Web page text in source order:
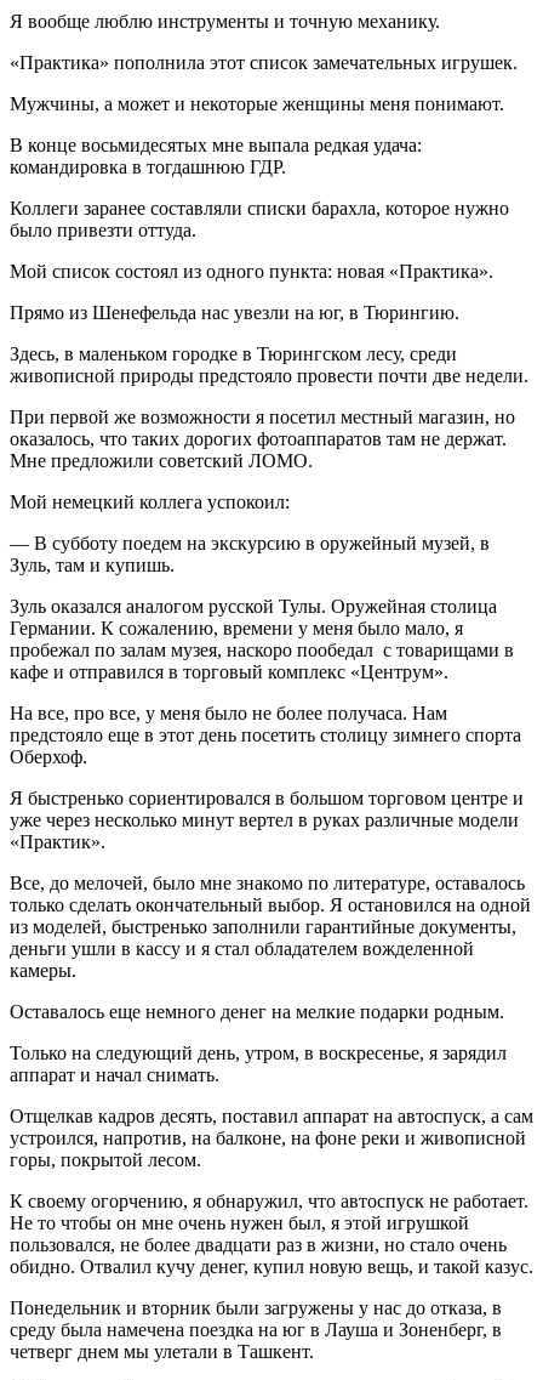
Я вообще люблю инструменты и точную механику.
«Практика» пополнила этот список замечательных игрушек.
Мужчины, а может и некоторые женщины меня понимают.
В конце восьмидесятых мне выпала редкая удача:
командировка в тогдашнюю ГДР.
Коллеги заранее составляли списки барахла, которое нужно
было привезти оттуда.
Мой список состоял из одного пункта: новая «Практика».
Прямо из Шенефельда нас увезли на юг, в Тюрингию.
Здесь, в маленьком городке в Тюрингском лесу, среди
живописной природы предстояло провести почти две недели.
При первой же возможности я посетил местный магазин, но
оказалось, что таких дорогих фотоаппаратов там не держат.
Мне предложили советский ЛОМО.
Мой немецкий коллега успокоил:
— В субботу поедем на экскурсию в оружейный музей, в
Зуль, там и купишь.
Зуль оказался аналогом русской Тулы. Оружейная столица
Германии. К сожалению, времени у меня было мало, я
пробежал по залам музея, наскоро пообедал с товарищами в
кафе и отправился в торговый комплекс «Центрум».
На все, про все, у меня было не более получаса. Нам
предстояло еще в этот день посетить столицу зимнего спорта
Оберхоф.
Я быстренько сориентировался в большом торговом центре и
уже через несколько минут вертел в руках различные модели
«Практик».
Все, до мелочей, было мне знакомо по литературе, оставалось
только сделать окончательный выбор. Я остановился на одной
из моделей, быстренько заполнили гарантийные документы,
деньги ушли в кассу и я стал обладателем вожделенной
камеры.
Оставалось еще немного денег на мелкие подарки родным.
Только на следующий день, утром, в воскресенье, я зарядил
аппарат и начал снимать.
Отщелкав кадров десять, поставил аппарат на автоспуск, а сам
устроился, напротив, на балконе, на фоне реки и живописной
горы, покрытой лесом.
К своему огорчению, я обнаружил, что автоспуск не работает.
Не то чтобы он мне очень нужен был, я этой игрушкой
пользовался, не более двадцати раз в жизни, но стало очень
обидно. Отвалил кучу денег, купил новую вещь, и такой казус.
Понедельник и вторник были загружены у нас до отказа, в
среду была намечена поездка на юг в Лауша и Зоненберг, в
четверг днем мы улетали в Ташкент.